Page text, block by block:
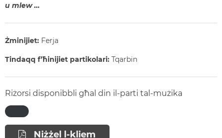
u mlew …
Żminijiet: Ferja
Tindaqq f’ħinijiet partikolari: Tqarbin
Riżorsi disponibbli għal din il-parti tal-mużika
Niżżel l-kliem